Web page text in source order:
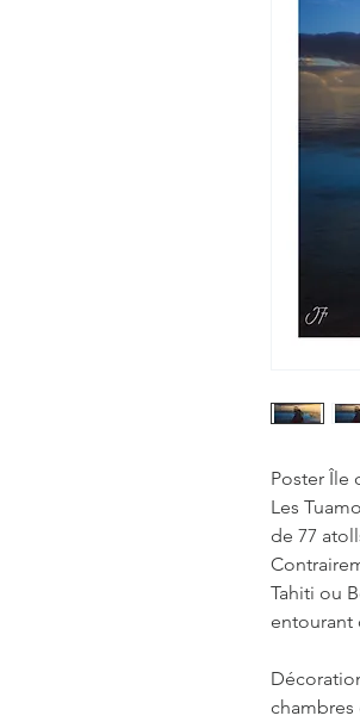
Poster Île
Les
de 77
Tahiti ou
entourant
chambres